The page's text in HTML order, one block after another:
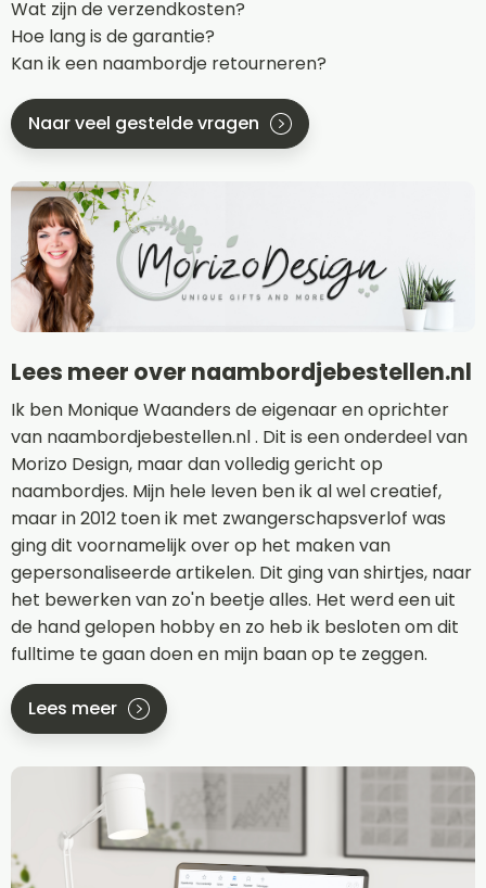
Wat zijn de verzendkosten?
Hoe lang is de garantie?
Kan ik een naambordje retourneren?
Naar veel gestelde vragen
Lees meer over naambordjebestellen.nl
Ik ben Monique Waanders de eigenaar en oprichter
van naambordjebestellen.nl . Dit is een onderdeel van
Morizo Design, maar dan volledig gericht op
naambordjes. Mijn hele leven ben ik al wel creatief,
maar in 2012 toen ik met zwangerschapsverlof was
ging dit voornamelijk over op het maken van
gepersonaliseerde artikelen. Dit ging van shirtjes, naar
het bewerken van zo'n beetje alles. Het werd een uit
de hand gelopen hobby en zo heb ik besloten om dit
fulltime te gaan doen en mijn baan op te zeggen.
Lees meer